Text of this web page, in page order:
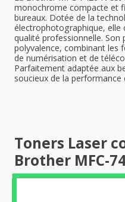
monochrome compacte et
bureaux. Dotée de la
électrophotographique, elle
qualité professionnelle.
polyvalence, combinant les
de numérisation et de
Parfaitement adaptée aux
soucieux de la performance
Toners Laser
Brother MFC-